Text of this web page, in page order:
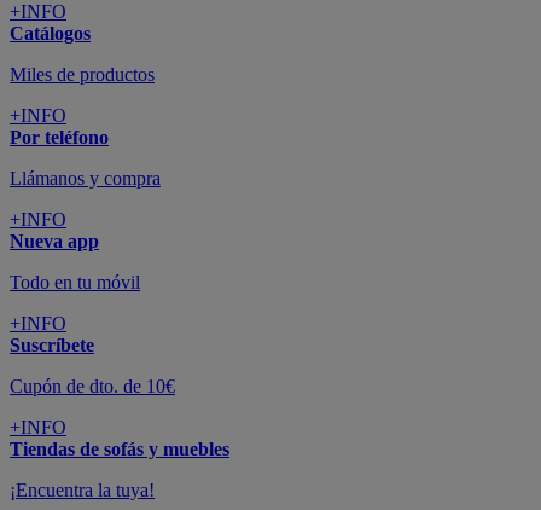
+INFO
Catálogos
Miles de productos
+INFO
Por teléfono
Llámanos y compra
+INFO
Nueva app
Todo en tu móvil
+INFO
Suscríbete
Cupón de dto. de 10€
+INFO
Tiendas de sofás y muebles
¡Encuentra la tuya!